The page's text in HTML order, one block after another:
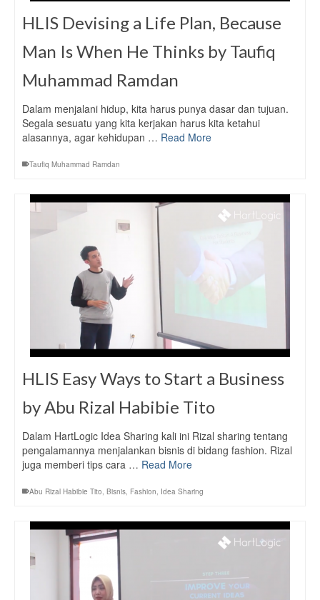
HLIS Devising a Life Plan, Because
Man Is When He Thinks by Taufiq
Muhammad Ramdan
Dalam menjalani hidup, kita harus punya dasar dan tujuan.
Segala sesuatu yang kita kerjakan harus kita ketahui
alasannya, agar kehidupan … Read More
Taufiq Muhammad Ramdan
HLIS Easy Ways to Start a Business
by Abu Rizal Habibie Tito
Dalam HartLogic Idea Sharing kali ini Rizal sharing tentang
pengalamannya menjalankan bisnis di bidang fashion. Rizal
juga memberi tips cara … Read More
Abu Rizal Habibie Tito Bisnis Fashion Idea Sharing